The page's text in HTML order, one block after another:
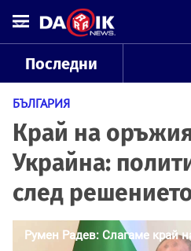
Последни
БЪЛГАРИЯ
Край на
Украйна:
след